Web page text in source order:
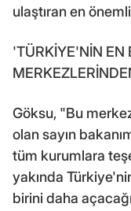
ulaştıran en
'TÜRKİYE'NİN EN
Göksu, "Bu
olan sayın
tüm kurumlara
yakında
birini daha